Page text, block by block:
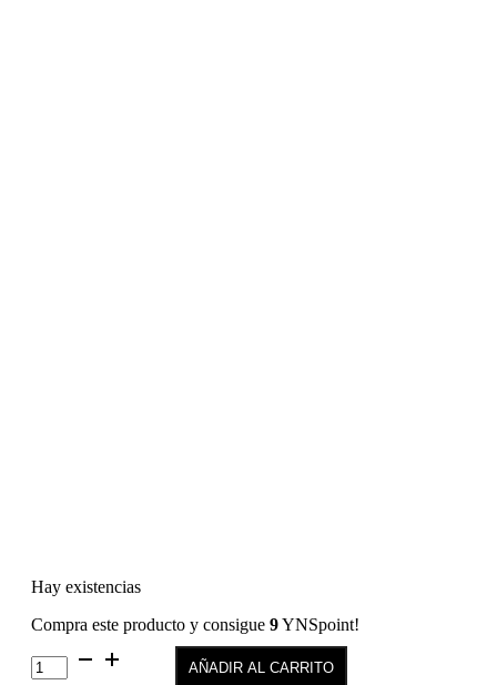
Hay existencias
Compra este producto y consigue 9YNSpoint!
The
Gel
AÑADIR AL CARRITO